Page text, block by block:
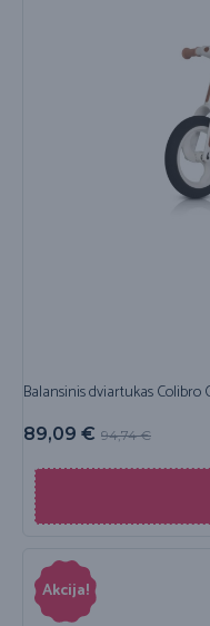
Balansinis dviartukas Colibro
94,74€
89,09 €
Akcija!